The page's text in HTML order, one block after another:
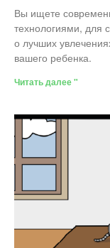
Вы ищете
технологиями, для
о лучших
вашего ребенка.
Читать далее "